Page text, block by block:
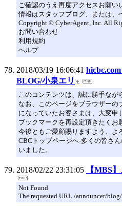
ご確認のうえ再度アクセスお願
情報はスタッフブログ、または、
Copyright © CyberAgent, Inc. All
お問い合わせ
利用規約
ヘルプ
2018/03/19 16:06:41
BLOG/小泉エリ
このコンテンツは、誠に勝手なが
なお、このページをブラウザーの
になっていたお客さまは、大変
ブックマークを再設定頂きたくお
今後ともご愛顧賜りますよう、よ
CBCトップページへ-多くの皆さ
いました。
2018/02/22 23:31:05 【MBS
Not Found
The requested URL /announcer/